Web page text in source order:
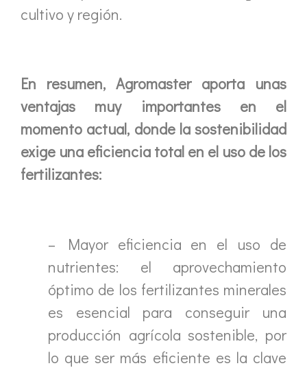
cultivo y región.
En resumen, Agromaster aporta unas
ventajas muy importantes en el
momento actual, donde la sostenibilidad
exige una eficiencia total en el uso de los
fertilizantes:
– Mayor eficiencia en el uso de
nutrientes: el aprovechamiento
óptimo de los fertilizantes minerales
es esencial para conseguir una
producción agrícola sostenible, por
lo que ser más eficiente es la clave